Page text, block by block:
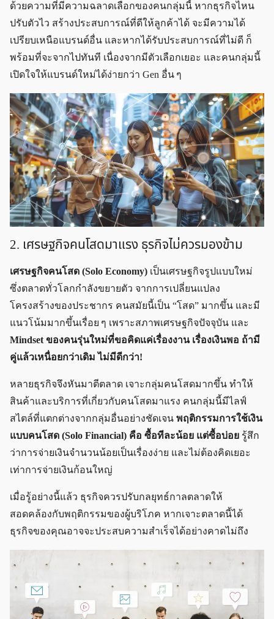
ด้วยความที่มีความฉลาดเลือกของคนกลุ่มนี้ หากธุรกิจไหน
ปรับตัวไว สร้างประสบการณ์ที่ดีให้ลูกค้าได้ จะมีความได้
เปรียบเหนือแบรนด์อื่น และหากได้รับประสบการณ์ที่ไม่ดี ก็
พร้อมที่จะจากไปทันที เนื่องจากมีตัวเลือกเยอะ และคนกลุ่มนี้
เปิดใจให้แบรนด์ใหม่ได้ง่ายกว่า Gen อื่น ๆ
2. เศรษฐกิจคนโสดมาแรง ธุรกิจไม่ควรมองข้าม
เศรษฐกิจคนโสด (Solo Economy) เป็นเศรษฐกิจรูปแบบใหม่
ซึ่งตลาดทั่วโลกกำลังขยายตัว จากการเปลี่ยนแปลง
โครงสร้างของประชากร คนสมัยนี้เป็น “โสด” มากขึ้น และมี
แนวโน้มมากขึ้นเรื่อย ๆ เพราะสภาพเศรษฐกิจปัจจุบัน และ
Mindset ของคนรุ่นใหม่ที่ขอคิดแค่เรื่องงาน เรื่องเงินพอ ถ้ามี
คู่แล้วเหนื่อยกว่าเดิม ไม่มีดีกว่า!
หลายธุรกิจจึงหันมาตีตลาด เจาะกลุ่มคนโสดมากขึ้น ทำให้
สินค้าและบริการที่เกี่ยวกับคนโสดมาแรง คนกลุ่มนี้มีไลฟ์
สไตล์ที่แตกต่างจากกลุ่มอื่นอย่างชัดเจน พฤติกรรมการใช้เงิน
แบบคนโสด (Solo Financial) คือ ซื้อทีละน้อย แต่ซื้อบ่อย รู้สึก
ว่าการจ่ายเงินจำนวนน้อยเป็นเรื่องง่าย และไม่ต้องคิดเยอะ
เท่าการจ่ายเงินก้อนใหญ่
เมื่อรู้อย่างนี้แล้ว ธุรกิจควรปรับกลยุทธ์กาลตลาดให้
สอดคล้องกับพฤติกรรมของผู้บริโภค หากเจาะตลาดนี้ได้
ธุรกิจของคุณอาจจะประสบความสำเร็จได้อย่างคาดไม่ถึง